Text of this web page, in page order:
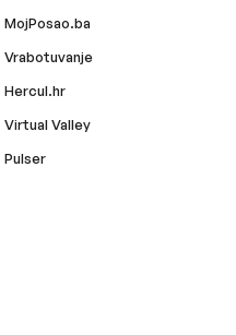
MojPosao.ba
Vrabotuvanje
Hercul.hr
Virtual Valley
Pulser